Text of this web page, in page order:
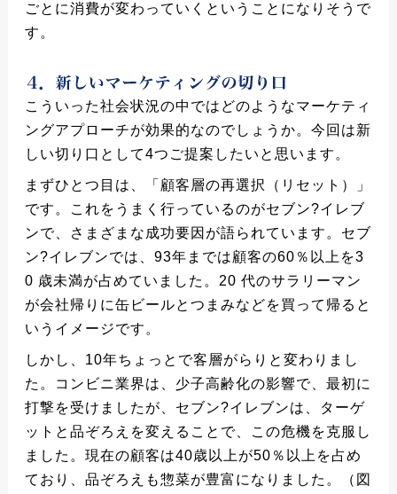
ごとに消費が変わっていくということになりそうで
す。
こういった社会状況の中ではどのようなマーケティ
ングアプローチが効果的なのでしょうか。今回は新
しい切り口として4つご提案したいと思います。
まずひとつ目は、「顧客層の再選択（リセット）」
です。これをうまく行っているのがセブン?イレブ
ンで、さまざまな成功要因が語られています。セブ
ン?イレブンでは、93年までは顧客の60％以上を3
0 歳未満が占めていました。20 代のサラリーマン
が会社帰りに缶ビールとつまみなどを買って帰ると
いうイメージです。
しかし、10年ちょっとで客層がらりと変わりまし
た。コンビニ業界は、少子高齢化の影響で、最初に
打撃を受けましたが、セブン?イレブンは、ターゲ
ットと品ぞろえを変えることで、この危機を克服し
ました。現在の顧客は40歳以上が50％以上を占め
ており、品ぞろえも惣菜が豊富になりました。（図